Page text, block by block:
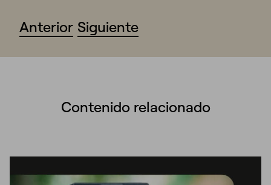
Anterior Siguiente
Contenido relacionado